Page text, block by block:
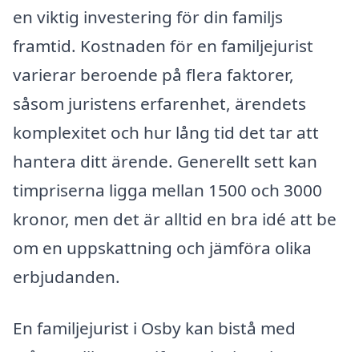
en viktig investering för din familjs
framtid. Kostnaden för en familjejurist
varierar beroende på flera faktorer,
såsom juristens erfarenhet, ärendets
komplexitet och hur lång tid det tar att
hantera ditt ärende. Generellt sett kan
timpriserna ligga mellan 1500 och 3000
kronor, men det är alltid en bra idé att be
om en uppskattning och jämföra olika
erbjudanden.
En familjejurist i Osby kan bistå med